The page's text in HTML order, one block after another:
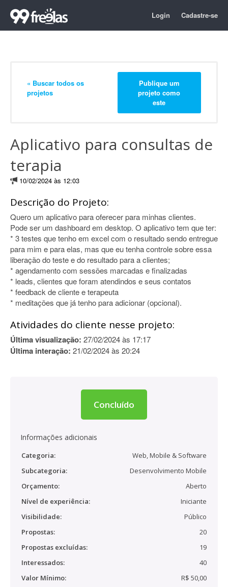
Login Cadastre-se
« Buscar todos os
projetos
Publique um
projeto como
este
Aplicativo para consultas de
terapia
10/02/2024 às 12:03
Descrição do Projeto:
Quero um aplicativo para oferecer para minhas clientes.
Pode ser um dashboard em desktop. O aplicativo tem que ter:
* 3 testes que tenho em excel com o resultado sendo entregue
para mim e para elas, mas que eu tenha controle sobre essa
liberação do teste e do resultado para a clientes;
* agendamento com sessões marcadas e finalizadas
* leads, clientes que foram atendindos e seus contatos
* feedback de cliente e terapeuta
* meditações que já tenho para adicionar (opcional).
Atividades do cliente nesse projeto:
Última visualização: 27/02/2024 às 17:17
Última interação: 21/02/2024 às 20:24
Concluído
Informações adicionais
Categoria:
Web, Mobile & Software
Subcategoria:
Desenvolvimento Mobile
Orçamento:
Aberto
Nível de experiência:
Iniciante
Visibilidade:
Público
Propostas:
20
Propostas excluídas:
19
Interessados:
40
Valor Mínimo:
R$ 50,00